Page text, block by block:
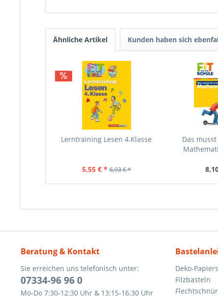
Ähnliche Artikel Kunden haben sich
Lerntraining Lesen 4.Klasse
5,55 € * 6,93 € *
Das
Beratung & Kontakt
Sie erreichen uns telefonisch unter:
07334-96 96 0
Mo-Do 7:30-12:30 Uhr & 13:15-16:30 Uhr
Deko-
Filzbasteln